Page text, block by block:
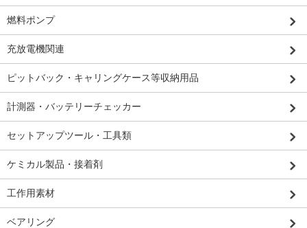
燃料ポンプ
充放電機関連
ピットバック・キャリングケース等収納用品
計測器・バッテリーチェッカー
セットアップツール・工具類
ケミカル製品・接着剤
工作用素材
ベアリング